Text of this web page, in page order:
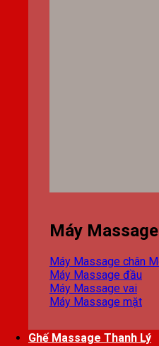
Máy Massage
Máy Massage chân
Máy Massage đầu
Máy Massage vai
Máy Massage mặt
Ghế Massage Thanh Lý